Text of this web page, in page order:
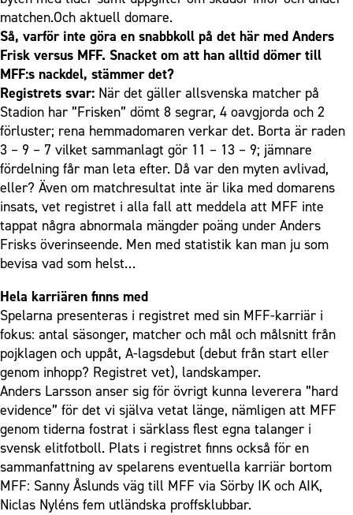
matchen.Och aktuell domare.
Så, varför inte göra en snabbkoll på det här med Anders
Frisk versus MFF. Snacket om att han alltid dömer till
MFF:s nackdel, stämmer det?
Registrets svar: När det gäller allsvenska matcher på
Stadion har ”Frisken” dömt 8 segrar, 4 oavgjorda och 2
förluster; rena hemmadomaren verkar det. Borta är raden
3 – 9 – 7 vilket sammanlagt gör 11 – 13 – 9; jämnare
fördelning får man leta efter. Då var den myten avlivad,
eller? Även om matchresultat inte är lika med domarens
insats, vet registret i alla fall att meddela att MFF inte
tappat några abnormala mängder poäng under Anders
Frisks överinseende. Men med statistik kan man ju som
bevisa vad som helst…
Hela karriären finns med
Spelarna presenteras i registret med sin MFF-karriär i
fokus: antal säsonger, matcher och mål och målsnitt från
pojklagen och uppåt, A-lagsdebut (debut från start eller
genom inhopp? Registret vet), landskamper.
Anders Larsson anser sig för övrigt kunna leverera ”hard
evidence” för det vi själva vetat länge, nämligen att MFF
genom tiderna fostrat i särklass flest egna talanger i
svensk elitfotboll. Plats i registret finns också för en
sammanfattning av spelarens eventuella karriär bortom
MFF: Sanny Åslunds väg till MFF via Sörby IK och AIK,
Niclas Nyléns fem utländska proffsklubbar.